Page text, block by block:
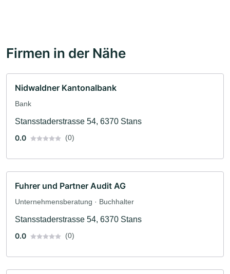
Firmen in der Nähe
Nidwaldner Kantonalbank
Bank
Stansstaderstrasse 54, 6370 Stans
0.0
(0)
Fuhrer und Partner Audit AG
Unternehmensberatung · Buchhalter
Stansstaderstrasse 54, 6370 Stans
0.0
(0)